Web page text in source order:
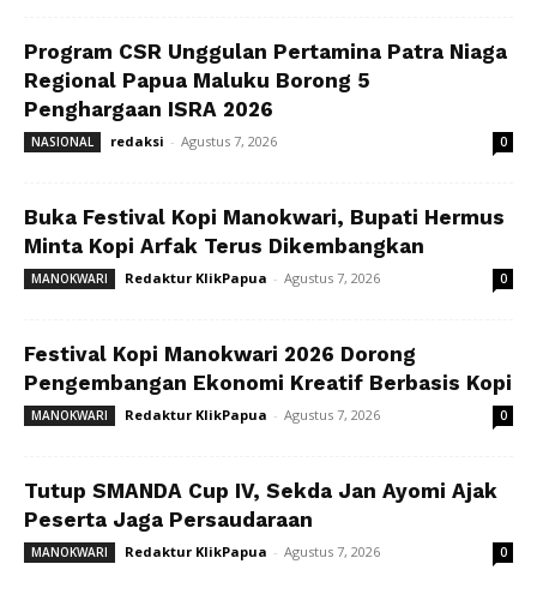
Program CSR Unggulan Pertamina Patra Niaga
Regional Papua Maluku Borong 5
Penghargaan ISRA 2026
NASIONAL redaksi - Agustus 7, 2026 0
Buka Festival Kopi Manokwari, Bupati Hermus
Minta Kopi Arfak Terus Dikembangkan
MANOKWARI Redaktur KlikPapua - Agustus 7, 2026 0
Festival Kopi Manokwari 2026 Dorong
Pengembangan Ekonomi Kreatif Berbasis Kopi
MANOKWARI Redaktur KlikPapua - Agustus 7, 2026 0
Tutup SMANDA Cup IV, Sekda Jan Ayomi Ajak
Peserta Jaga Persaudaraan
MANOKWARI Redaktur KlikPapua - Agustus 7, 2026 0